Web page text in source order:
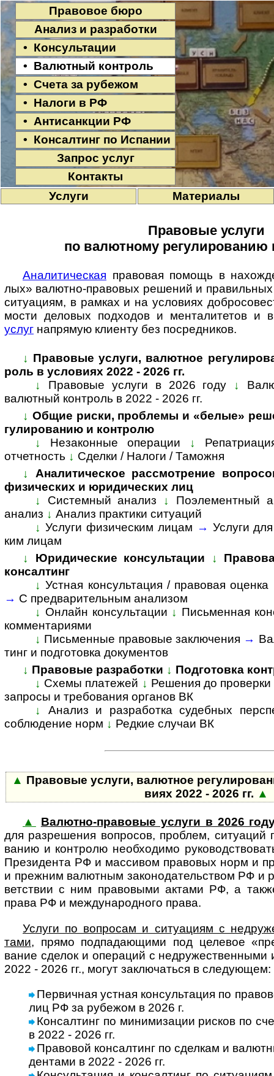
Правовое бюро
Анализ и разработки
• Консультации
• Валютный контроль
• Счета за рубежом
• Налоги в РФ
• Антисанкции РФ
• Консалтинг по Испании
Запрос услуг
Контакты
Услуги
Материалы
Правовые услуги
по валютному регулированию
Ана­ли­ти­че­с­кая пра­во­вая по­мощь в
лых» ва­лют­но-­пра­во­вых ре­ше­ний и пра­ви­ль­ных
си­ту­а­ци­ям, в рам­ках и на усло­ви­ях
мо­сти дело­вых под­хо­дов и мен­та­ли­те­тов и
услуг на­пря­мую кли­енту без по­сред­ников.
↓ Пра­во­вые услуги, валютное
роль в усло­виях 2022 - 2026 гг.
↓
Правовые услуги в 2026 году ↓
валютный конт­роль в 2022 - 2026 гг.
↓ Общие риски, проблемы и «белые»
гу­ли­ро­ва­нию и конт­ролю
↓
Незаконные операции ↓
отчетность ↓ Сделки / Налоги / Таможня
↓
Аналитическое рассмотрение
физи­чес­ких и юри­ди­чес­ких лиц
↓
Системный анализ ↓
Поэле­мент­ный
ана­лиз ↓ Ана­лиз прак­тики ситуаций
↓ Услуги физическим лицам → Услуги
ким лицам
↓
Юридические консультации ↓
консалтинг
↓ Устная консультация / правовая оценка
→ С пред­ва­ри­тель­ным анализом
↓ Онлайн консультации ↓ Письменная
комментариями
↓ Пись­мен­ные право­вые заклю­чения →
тинг и подго­товка доку­ментов
↓ Правовые разработки ↓ Подготовка
↓ Схемы платежей ↓ Решения до
запросы и требования органов ВК
↓
Анализ и разработка судебных
соблюдение норм ↓ Редкие случаи ВК
▲ Пра­во­вые услуги, валютное
виях 2022 - 2026 гг. ▲
▲
Валютно-правовые услуги в 2026
для разре­шения воп­ро­сов, про­б­лем,
ва­нию и конт­ролю необ­хо­димо
Пре­зи­дента РФ и мас­си­вом пра­во­вых норм и
и преж­ним валют­ным за­ко­но­да­тель­ст­вом РФ и
вет­ст­вии с ним пра­во­выми актами РФ, а
права РФ и меж­ду­на­род­ного права.
Услуги по вопросам и ситуациям с
тами, прямо под­пада­ю­щими под целе­вое
вание сде­лок и опе­ра­ций с
2022 - 2026 гг., могут заклю­ча­ться в сле­дующем:
Первичная устная консультация по
лиц РФ за рубе­жом в 2026 г.
Консалтинг по минимизации рисков по
в 2022 - 2026 гг.
Правовой консалтинг по сделкам и
ден­тами в 2022 - 2026 гг.